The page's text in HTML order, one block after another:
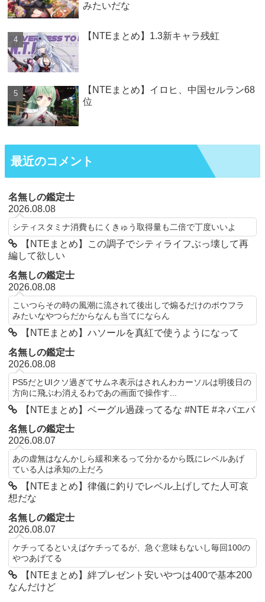
みたいだな
【NTEまとめ】1.3新キャラ残虹
【NTEまとめ】イロヒ、中国セルラン68
位
最近のコメント
名無しの鑑定士
2026.08.08
シティスタミナ消費もにくきゅう取得量も二倍で丁度いいよ
【NTEまとめ】この調子でシティライフぶっ壊して再
編して欲しい
名無しの鑑定士
2026.08.08
こいつらその時の風潮に流されて後出しで煽るだけのボウフラ
みたいなやつらだからなんも当てにならん
【NTEまとめ】ハソールを真紅で使うようになって
名無しの鑑定士
2026.08.08
PS5だとUIクソ過ぎてサムネ表示はされんわカーソルは明後日の
方向に飛ぶわ消えるわであの画面で操作す...
【NTEまとめ】ベーグル過疎ってるな #NTE #ネバエバ
名無しの鑑定士
2026.08.07
あの虚無はなんかしら緩和来るって分かるから既にレベルあげ
ている人は承知の上だろ
【NTEまとめ】律儀に釣りでレベル上げしてた人可哀
想だな
名無しの鑑定士
2026.08.07
ケチってるといえばケチってるが、急ぐ意味もないし毎回100の
やつあげてる
【NTEまとめ】絆プレゼント安いやつは400で基本200
なんだけど